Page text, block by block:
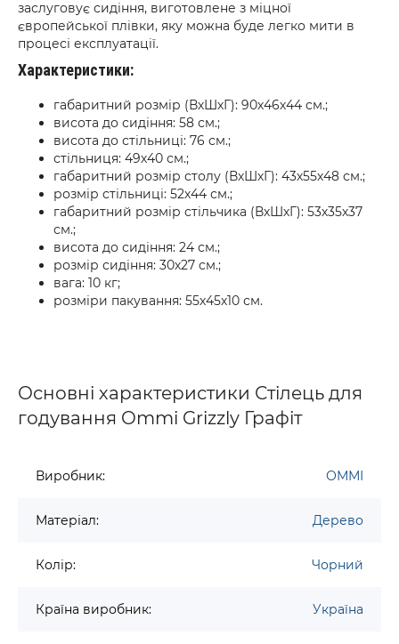
заслуговує сидіння, виготовлене з міцної
європейської плівки, яку можна буде легко мити в
процесі експлуатації.
Характеристики:
габаритний розмір (ВхШхГ): 90х46х44 см.;
висота до сидіння: 58 см.;
висота до стільниці: 76 см.;
стільниця: 49х40 см.;
габаритний розмір столу (ВхШхГ): 43х55х48 см.;
розмір стільниці: 52х44 см.;
габаритний розмір стільчика (ВхШхГ): 53х35х37
см.;
висота до сидіння: 24 см.;
розмір сидіння: 30х27 см.;
вага: 10 кг;
розміри пакування: 55х45х10 см.
Основні характеристики Стілець для
годування Ommi Grizzly Графіт
Виробник: ОММІ
Матеріал: Дерево
Колір: Чорний
Країна виробник: Україна